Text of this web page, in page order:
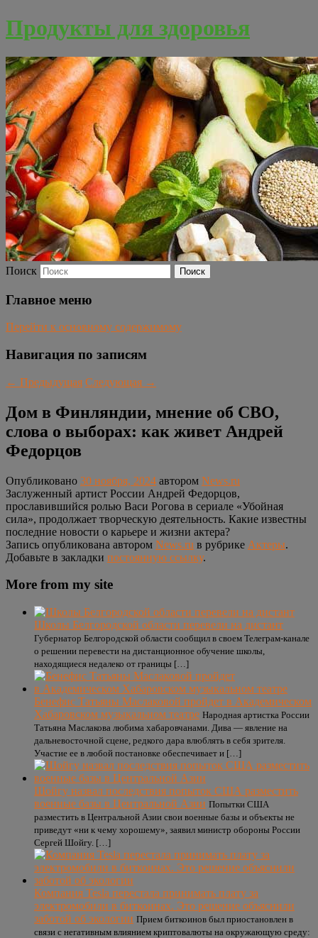
Продукты для здоровья
Поиск
Главное меню
Перейти к основному содержимому
Навигация по записям
← Предыдущая Следующая →
Дом в Финляндии, мнение об СВО,
слова о выборах: как живет Андрей
Федорцов
Опубликовано 30 ноября, 2024 автором News.ru
Заслуженный артист России Андрей Федорцов,
прославившийся ролью Васи Рогова в сериале «Убойная
сила», продолжает творческую деятельность. Какие известны
последние новости о карьере и жизни актера?
Запись опубликована автором News.ru в рубрике Актеры.
Добавьте в закладки постоянную ссылку.
More from my site
Школы Белгородской области перевели на дистант
Губернатор Белгородской области сообщил в своем Телеграм-канале
о решении перевести на дистанционное обучение школы,
находящиеся недалеко от границы […]
Бенефис Татьяны Маслаковой пройдет в Академическом
Хабаровском музыкальном театре Народная артистка России
Татьяна Маслакова любима хабаровчанами. Дива — явление на
дальневосточной сцене, редкого дара влюблять в себя зрителя.
Участие ее в любой постановке обеспечивает и […]
Шойгу назвал последствия попыток США разместить
военные базы в Центральной Азии Попытки США
разместить в Центральной Азии свои военные базы и объекты не
приведут «ни к чему хорошему», заявил министр обороны России
Сергей Шойгу. […]
Компания Tesla перестала принимать плату за
электромобили в биткоинах. Это решение объяснили
заботой об экологии Прием биткоинов был приостановлен в
связи с негативным влиянием криптовалюты на окружающую среду: